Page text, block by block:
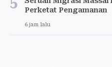
Perketat Pengamanan
6 jam lalu